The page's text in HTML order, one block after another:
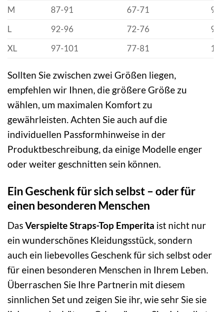
M
87-91 67-71
L
92-96 72-76
XL
97-101 77-81
Sollten Sie zwischen zwei Größen liegen,
empfehlen wir Ihnen, die größere Größe zu
wählen, um maximalen Komfort zu
gewährleisten. Achten Sie auch auf die
individuellen Passformhinweise in der
Produktbeschreibung, da einige Modelle enger
oder weiter geschnitten sein können.
Ein Geschenk für sich selbst – oder für
einen besonderen Menschen
DasVerspielte Straps-Top Emperita ist nicht nur
ein wunderschönes Kleidungsstück, sondern
auch ein liebevolles Geschenk für sich selbst oder
für einen besonderen Menschen in Ihrem Leben.
Überraschen Sie Ihre Partnerin mit diesem
sinnlichen Set und zeigen Sie ihr, wie sehr Sie sie